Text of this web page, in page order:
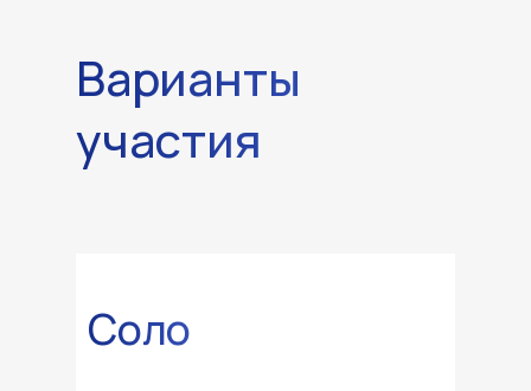
Варианты
участия
Cоло